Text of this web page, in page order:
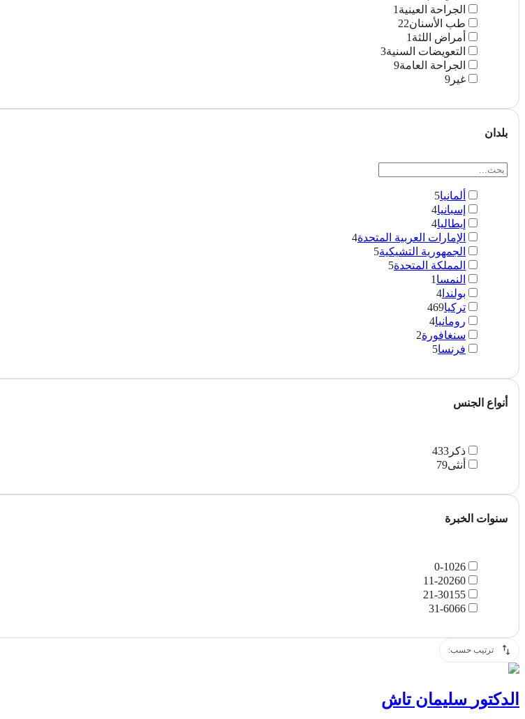
الجراحة العينية 1
طب الأسنان22
أمراض اللثة 1
التعويضات السنية3
الجراحة العامة9
غیر 9
بلدان
ألمانيا5
إسبانيا4
إيطاليا4
الإمارات العربية المتحدة4
الجمهورية التشيكية5
المملكة المتحدة5
النمسا 1
بولندا 4
تركيا469
رومانيا4
سنغافورة2
فرنسا5
أنواع الجنس
ذكر 433
أنثى79
سنوات الخبرة
0-1026
11-20260
21-30155
31-6066
ترتيب حسب:
الدکتور سليمان تاش